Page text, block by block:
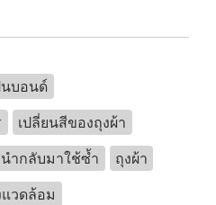
บอนด์
เปลี่ยนสีของถุงผ้า
ำกลับมาใช้ซ้ำ
ถุงผ้า
วดล้อม